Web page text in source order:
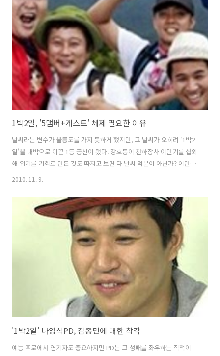
많았다. 김C는 음악때문에 하차한다고 했지만 단서도 달았다. 즉, 예능감
이 살아나면 다시 돌아온다고 약속한 것이다. 그런데 김C의 예능감은 하
차 당시 사실은 절정이었다. 나영석PD는 현재 제6의 맴버로 거론되고 있
는 인물이 아닌 전혀 새롭고 의외의 인물을 투입할 뜻을 내비쳤다...
1박2일, '5맴버+게스트' 체제 필요한 이유
날씨라는 변수가 울릉도를 가지 못하게 했지만, 그 날씨가 오히려 '1박2
일'을 대박으로 이끈 1등 공신이 됐다. 강호동이 천하장사 이만기를 섭외
해 위기를 기회로 만든 것도 따지고 보면 다 날씨 덕분이 아닌가? 이만기
카드는 어쩌면 강호동이 쓸 수 있는 히든 카드였을지 모른다. 그런데 포
둥 대는 것을 보고 강호동이 비장의 카드를 꺼내들었다. 이만기라는 걸출
한 게스트 한 명으로 '1박2일'이 신선한 바람을 불러 일으킨 것이다. 지난
주 '1박2일'에 대한 언론과 네티즌들의 반응은 호평 일색이었다. 그 호평
의 중심에 강호동과 나영석PD가 있었다. 그런데 오후에 모 언론에서 '1
박2일, 5인체제 한계 봉착했나?'라는 기사를 뒤늦게 올렸다. 기사의 ..
2010. 11. 9.
'1박2일' 나영석PD, 김종민에 대한 착각
예능 프로에서 연기자도 중요하지만 PD는 그 성패를 좌우하는 직책이